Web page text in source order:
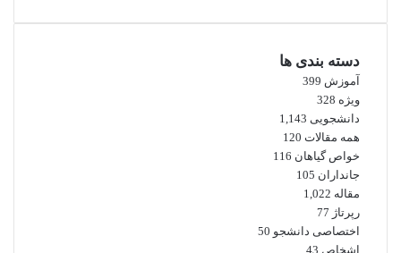
دسته بندی ها
آموزش 399
ویژه 328
دانشجویی 1,143
همه مقالات 120
خواص گیاهان 116
جانداران 105
مقاله 1,022
رپرتاژ 77
اختصاصی دانشجو 50
اشخاص 43